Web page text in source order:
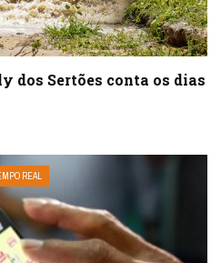
dos Sertões conta os dias
REAL